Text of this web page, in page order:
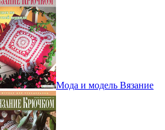
Мода и модель Вязание